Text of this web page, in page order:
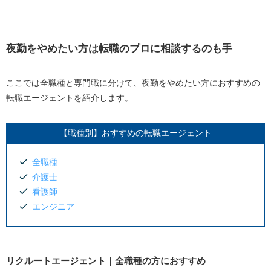
夜勤をやめたい方は転職のプロに相談するのも手
ここでは全職種と専門職に分けて、夜勤をやめたい方におすすめの
転職エージェントを紹介します。
【職種別】おすすめの転職エージェント
全職種
介護士
看護師
エンジニア
リクルートエージェント｜全職種の方におすすめ